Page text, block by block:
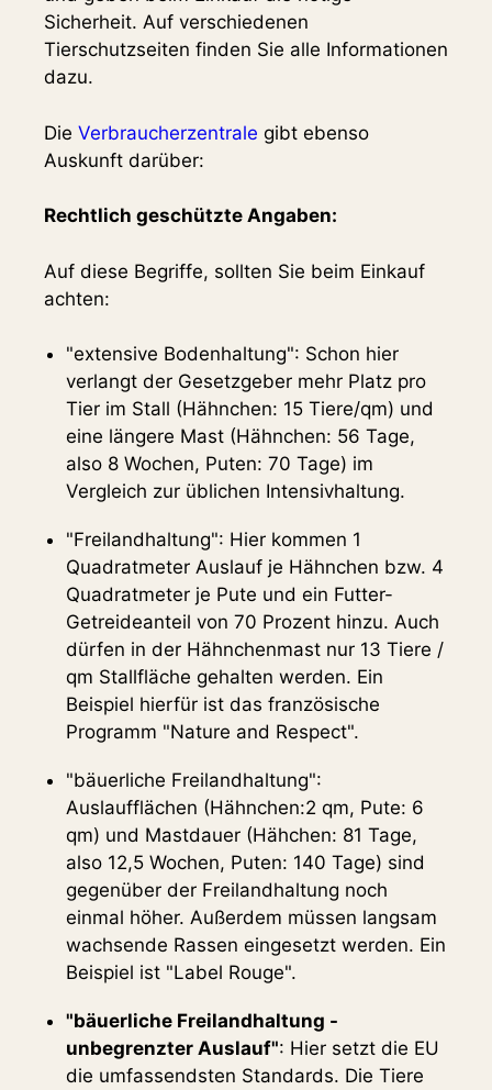
Sicherheit. Auf verschiedenen
Tierschutzseiten finden Sie alle Informationen
dazu.
Die Verbraucherzentrale gibt ebenso
Auskunft darüber:
Rechtlich geschützte Angaben:
Auf diese Begriffe, sollten Sie beim Einkauf
achten:
"extensive Bodenhaltung": Schon hier
verlangt der Gesetzgeber mehr Platz pro
Tier im Stall (Hähnchen: 15 Tiere/qm) und
eine längere Mast (Hähnchen: 56 Tage,
also 8 Wochen, Puten: 70 Tage) im
Vergleich zur üblichen Intensivhaltung.
"Freilandhaltung": Hier kommen 1
Quadratmeter Auslauf je Hähnchen bzw. 4
Quadratmeter je Pute und ein Futter-
Getreideanteil von 70 Prozent hinzu. Auch
dürfen in der Hähnchenmast nur 13 Tiere /
qm Stallfläche gehalten werden. Ein
Beispiel hierfür ist das französische
Programm "Nature and Respect".
"bäuerliche Freilandhaltung":
Auslaufflächen (Hähnchen:2 qm, Pute: 6
qm) und Mastdauer (Hähchen: 81 Tage,
also 12,5 Wochen, Puten: 140 Tage) sind
gegenüber der Freilandhaltung noch
einmal höher. Außerdem müssen langsam
wachsende Rassen eingesetzt werden. Ein
Beispiel ist "Label Rouge".
"bäuerliche Freilandhaltung -
unbegrenzter Auslauf": Hier setzt die EU
die umfassendsten Standards. Die Tiere